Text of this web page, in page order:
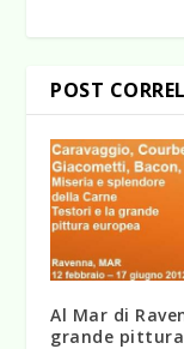
POST
Al Mar di
grande pittura